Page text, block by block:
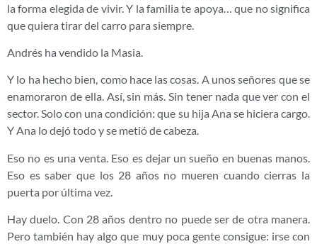
la forma elegida de vivir. Y la familia te apoya… que no significa
que quiera tirar del carro para siempre.
Andrés ha vendido la Masia.
Y lo ha hecho bien, como hace las cosas. A unos señores que se
enamoraron de ella. Así, sin más. Sin tener nada que ver con el
sector. Solo con una condición: que su hija Ana se hiciera cargo.
Y Ana lo dejó todo y se metió de cabeza.
Eso no es una venta. Eso es dejar un sueño en buenas manos.
Eso es saber que los 28 años no mueren cuando cierras la
puerta por última vez.
Hay duelo. Con 28 años dentro no puede ser de otra manera.
Pero también hay algo que muy poca gente consigue: irse con